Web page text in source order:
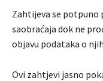
Zahtijeva se potpuno
saobraćaja dok ne
objavu podataka o
Ovi zahtjevi jasno